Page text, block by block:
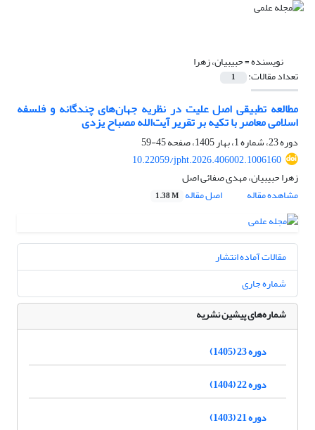
نویسنده =حبیبیان، زهرا
تعداد مقالات: 1
مطالعه تطبیقی اصل علیت در نظریه‌ جهان‌های چندگانه و فلسفه
اسلامی معاصر با تکیه بر تقریر آیت‌الله مصباح یزدی
دوره 23، شماره 1، بهار 1405، صفحه
45-59
10.22059/jpht.2026.406002.1006160
زهرا حبیبیان، مهدی صفائی اصل
مشاهده مقاله
اصل مقاله 1.38 M
مقالات آماده انتشار
شماره جاری
شماره‌های پیشین نشریه
دوره 23 (1405)
دوره 22 (1404)
دوره 21 (1403)